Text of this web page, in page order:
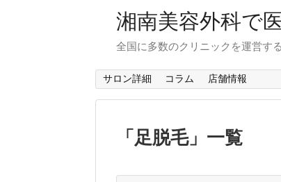
湘南美容外科で
全国に多数のクリニックを運営す
サロン詳細 コラム 店舗情報
「 足脱毛」 一覧